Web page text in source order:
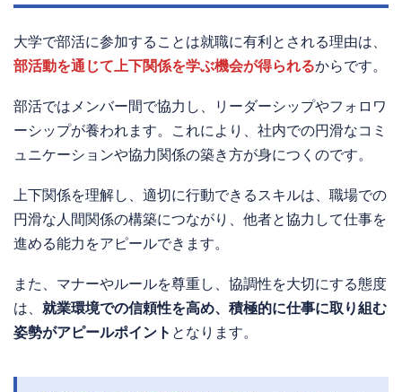
大学で部活に参加することは就職に有利とされる理由は、
部活動を通じて上下関係を学ぶ機会が得られるからです。
部活ではメンバー間で協力し、リーダーシップやフォロワ
ーシップが養われます。これにより、社内での円滑なコミ
ュニケーションや協力関係の築き方が身につくのです。
上下関係を理解し、適切に行動できるスキルは、職場での
円滑な人間関係の構築につながり、他者と協力して仕事を
進める能力をアピールできます。
また、マナーやルールを尊重し、協調性を大切にする態度
は、 就業環境での信頼性を高め、積極的に仕事に取り組む
姿勢がアピールポイント となります。